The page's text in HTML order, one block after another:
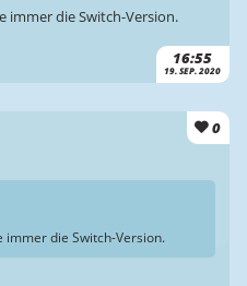
16:55
19. SEP. 2020
immer die Switch-Version.
0
immer die Switch-Version.